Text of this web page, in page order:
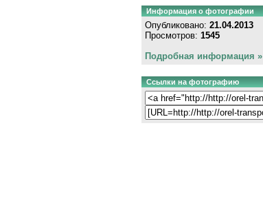
Информация о фотографии
Опубликовано: 21.04.2013
Просмотров: 1545
Подробная информация »
Ссылки на фотографию